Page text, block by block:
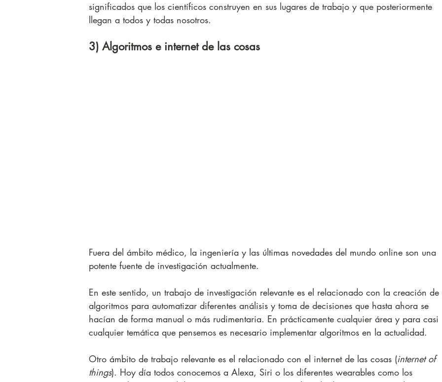
significados que los científicos construyen en sus lugares de trabajo y que posteriormente
llegan a todos y todas nosotros.
3) Algoritmos e internet de las cosas
Fuera del ámbito médico, la ingeniería y las últimas novedades del mundo online son una
potente fuente de investigación actualmente.
En este sentido, un trabajo de investigación relevante es el relacionado con la creación de
algoritmos para automatizar diferentes análisis y toma de decisiones que hasta ahora se
hacían de forma manual o más rudimentaria. En prácticamente cualquier área y para casi
cualquier temática que pensemos es necesario implementar algoritmos en la actualidad.
Otro ámbito de trabajo relevante es el relacionado con el internet de las cosas (internet of
things). Hoy día todos conocemos a Alexa, Siri o los diferentes wearables como los